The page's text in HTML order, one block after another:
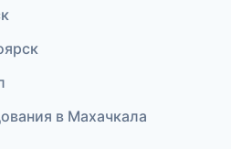
в Махачкала